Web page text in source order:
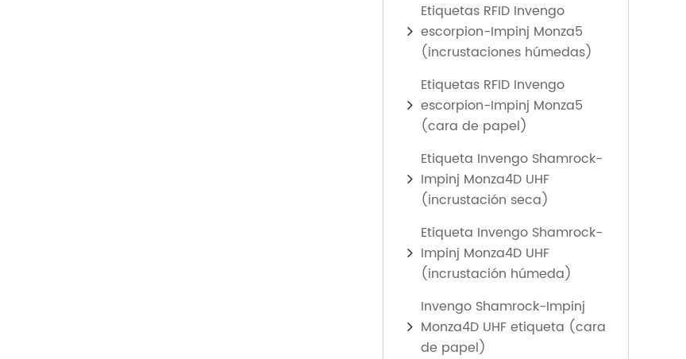
Etiquetas RFID Invengo
escorpion-Impinj Monza5
(incrustaciones húmedas)
Etiquetas RFID Invengo
escorpion-Impinj Monza5
(cara de papel)
Etiqueta Invengo Shamrock-
Impinj Monza4D UHF
(incrustación seca)
Etiqueta Invengo Shamrock-
Impinj Monza4D UHF
(incrustación húmeda)
Invengo Shamrock-Impinj
Monza4D UHF etiqueta (cara
de papel)